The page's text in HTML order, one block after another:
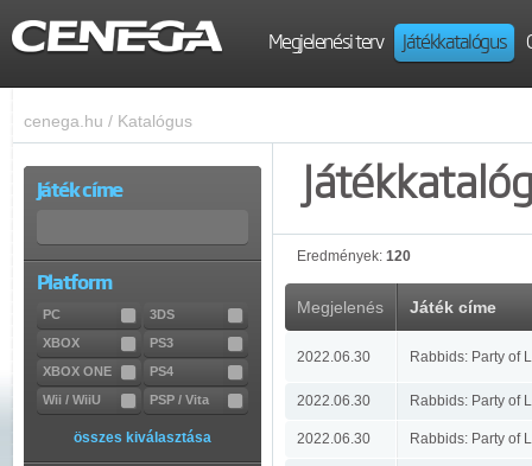
Megjelenési terv Játékkatalógus
cenega.hu / Katalógus
Játék címe
Platform
PC
3DS
XBOX
PS3
XBOX ONE
PS4
Wii / WiiU
PSP / Vita
összes kiválasztása
Eredmények: 120
Megjelenés Játék címe
2022.06.30 Rabbids: Party of
2022.06.30 Rabbids: Party of
2022.06.30 Rabbids: Party of